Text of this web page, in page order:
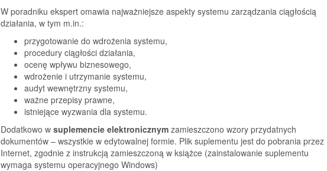
W poradniku ekspert omawia najważniejsze aspekty systemu zarządzania ciągłością
działania, w tym m.in.:
przygotowanie do wdrożenia systemu,
procedury ciągłości działania,
ocenę wpływu biznesowego,
wdrożenie i utrzymanie systemu,
audyt wewnętrzny systemu,
ważne przepisy prawne,
istniejące wyzwania dla systemu.
Dodatkowo w suplemencie elektronicznym zamieszczono wzory przydatnych
dokumentów – wszystkie w edytowalnej formie. Plik suplementu jest do pobrania przez
Internet, zgodnie z instrukcją zamieszczoną w książce (zainstalowanie suplementu
wymaga systemu operacyjnego Windows)